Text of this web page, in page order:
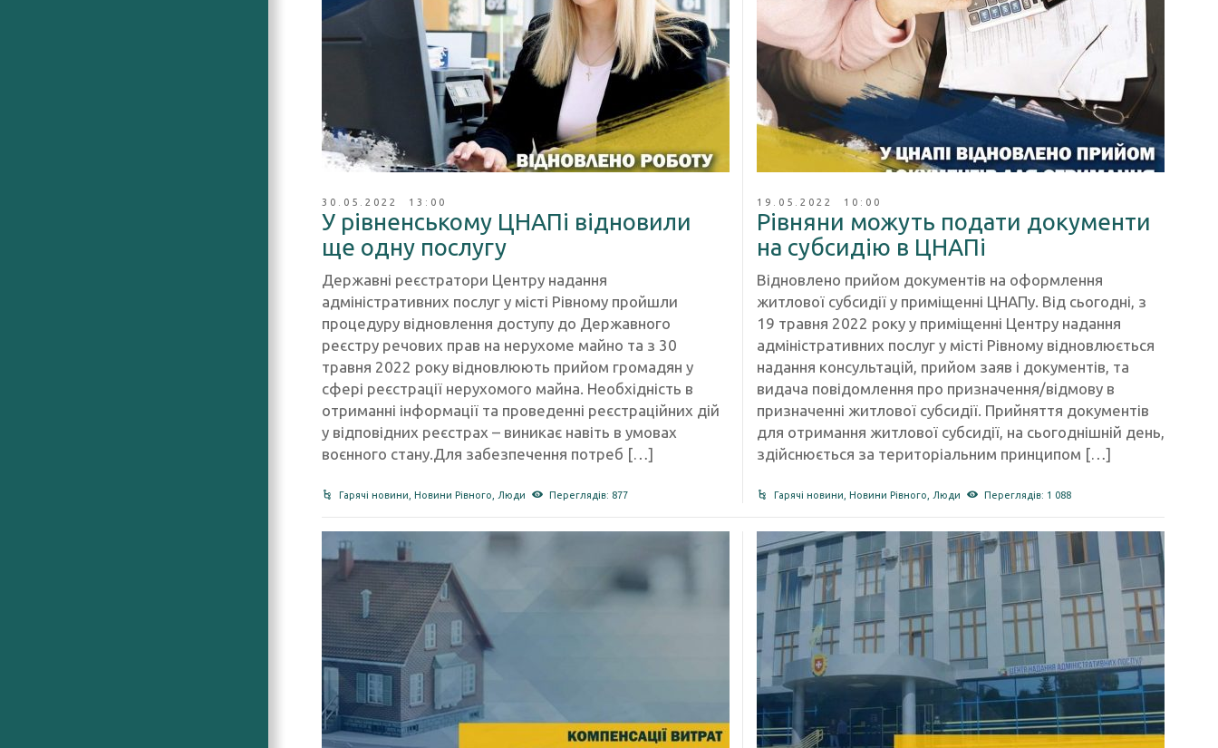
30.05.2022 13:00
У рівненському ЦНАПі відновили
ще одну послугу
Державні реєстратори Центру надання
адміністративних послуг у місті Рівному пройшли
процедуру відновлення доступу до Державного
реєстру речових прав на нерухоме майно та з 30
травня 2022 року відновлюють прийом громадян у
сфері реєстрації нерухомого майна. Необхідність в
отриманні інформації та проведенні реєстраційних дій
у відповідних реєстрах – виникає навіть в умовах
воєнного стану.Для забезпечення потреб […]
Гарячі новини ,Новини Рівного Люди Переглядів: 877
19.05.2022 10:00
Рівняни можуть подати документи
на субсидію в ЦНАПі
Відновлено прийом документів на оформлення
житлової субсидії у приміщенні ЦНАПу. Від сьогодні, з
19 травня 2022 року у приміщенні Центру надання
адміністративних послуг у місті Рівному відновлюється
надання консультацій, прийом заяв і документів, та
видача повідомлення про призначення/відмову в
призначенні житлової субсидії. Прийняття документів
для отримання житлової субсидії, на сьогоднішній день,
здійснюється за територіальним принципом […]
Гарячі новини ,Новини Рівного Люди Переглядів: 1 088